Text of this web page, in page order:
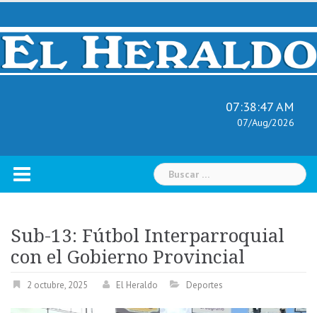
Skip
content
07:38:48 AM
07/Aug/2026
Buscar:
Sub-13: Fútbol Interparroquial
con el Gobierno Provincial
2 octubre, 2025 El Heraldo Deportes